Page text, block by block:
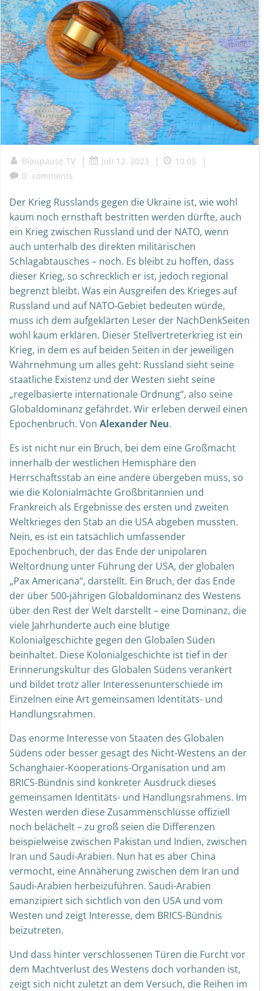
Blaupause.TV | Juli 12, 2023 | 10:05 |
0 comments
Der Krieg Russlands gegen die Ukraine ist, wie wohl
kaum noch ernsthaft bestritten werden dürfte, auch
ein Krieg zwischen Russland und der NATO, wenn
auch unterhalb des direkten militärischen
Schlagabtausches – noch. Es bleibt zu hoffen, dass
dieser Krieg, so schrecklich er ist, jedoch regional
begrenzt bleibt. Was ein Ausgreifen des Krieges auf
Russland und auf NATO-Gebiet bedeuten würde,
muss ich dem aufgeklärten Leser der NachDenkSeiten
wohl kaum erklären. Dieser Stellvertreterkrieg ist ein
Krieg, in dem es auf beiden Seiten in der jeweiligen
Wahrnehmung um alles geht: Russland sieht seine
staatliche Existenz und der Westen sieht seine
„regelbasierte internationale Ordnung“, also seine
Globaldominanz gefährdet. Wir erleben derweil einen
Epochenbruch. Von Alexander Neu.
Es ist nicht nur ein Bruch, bei dem eine Großmacht
innerhalb der westlichen Hemisphäre den
Herrschaftsstab an eine andere übergeben muss, so
wie die Kolonialmächte Großbritannien und
Frankreich als Ergebnisse des ersten und zweiten
Weltkrieges den Stab an die USA abgeben mussten.
Nein, es ist ein tatsächlich umfassender
Epochenbruch, der das Ende der unipolaren
Weltordnung unter Führung der USA, der globalen
„Pax Americana“, darstellt. Ein Bruch, der das Ende
der über 500-jährigen Globaldominanz des Westens
über den Rest der Welt darstellt – eine Dominanz, die
viele Jahrhunderte auch eine blutige
Kolonialgeschichte gegen den Globalen Süden
beinhaltet. Diese Kolonialgeschichte ist tief in der
Erinnerungskultur des Globalen Südens verankert
und bildet trotz aller Interessenunterschiede im
Einzelnen eine Art gemeinsamen Identitäts- und
Handlungsrahmen.
Das enorme Interesse von Staaten des Globalen
Südens oder besser gesagt des Nicht-Westens an der
Schanghaier-Kooperations-Organisation und am
BRICS-Bündnis sind konkreter Ausdruck dieses
gemeinsamen Identitäts- und Handlungsrahmens. Im
Westen werden diese Zusammenschlüsse offiziell
noch belächelt – zu groß seien die Differenzen
beispielweise zwischen Pakistan und Indien, zwischen
Iran und Saudi-Arabien. Nun hat es aber China
vermocht, eine Annäherung zwischen dem Iran und
Saudi-Arabien herbeizuführen. Saudi-Arabien
emanzipiert sich sichtlich von den USA und vom
Westen und zeigt Interesse, dem BRICS-Bündnis
beizutreten.
Und dass hinter verschlossenen Türen die Furcht vor
dem Machtverlust des Westens doch vorhanden ist,
zeigt sich nicht zuletzt an dem Versuch, die Reihen im